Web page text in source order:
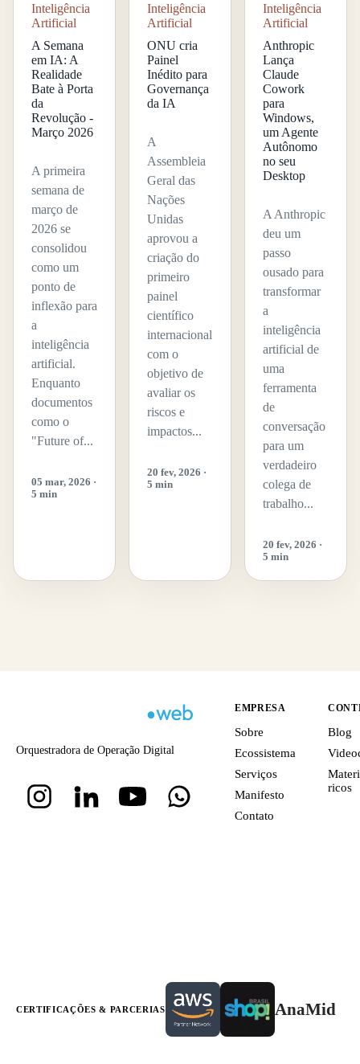
Inteligência
Artificial
A Semana
em IA: A
Realidade
Bate à Porta
da
Revolução -
Março 2026
A primeira
semana de
março de
2026 se
consolidou
como um
ponto de
inflexão para
a
inteligência
artificial.
Enquanto
documentos
como o
"Future of...
05 mar, 2026 ·
5 min
Inteligência
Artificial
ONU cria
Painel
Inédito para
Governança
da IA
A
Assembleia
Geral das
Nações
Unidas
aprovou a
criação do
primeiro
painel
científico
internacional
com o
objetivo de
avaliar os
riscos e
impactos...
20 fev, 2026 ·
5 min
Inteligência
Artificial
Anthropic
Lança
Claude
Cowork
para
Windows,
um Agente
Autônomo
no seu
Desktop
A Anthropic
deu um
passo
ousado para
transformar
a
inteligência
artificial de
uma
ferramenta
de
conversação
para um
verdadeiro
colega de
trabalho...
20 fev, 2026 ·
5 min
Orquestradora de Operação Digital
EMPRESA
Sobre
Ecossistema
Serviços
Manifesto
Contato
Blog
ricos
CERTIFICAÇÕES & PARCERIAS AnaMid